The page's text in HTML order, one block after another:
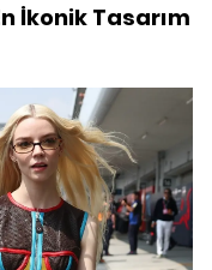
İkonik Tasarım